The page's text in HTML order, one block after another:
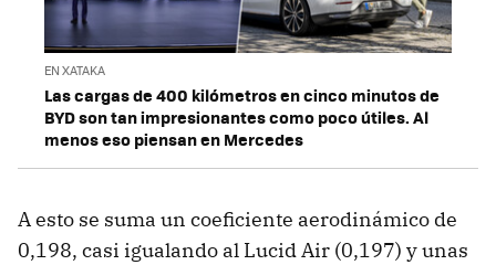
EN XATAKA
Las cargas de 400 kilómetros en cinco minutos de
BYD son tan impresionantes como poco útiles. Al
menos eso piensan en Mercedes
A esto se suma un coeficiente aerodinámico de
0,198, casi igualando al Lucid Air (0,197) y unas